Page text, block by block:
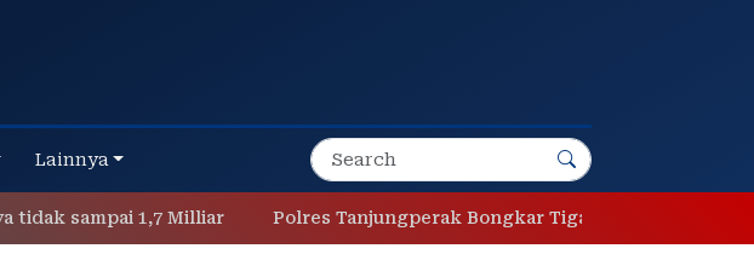
Lainnya
1,7 Milliar Polres Tanjungperak Bongkar Tiga Jaringan Narkoba,